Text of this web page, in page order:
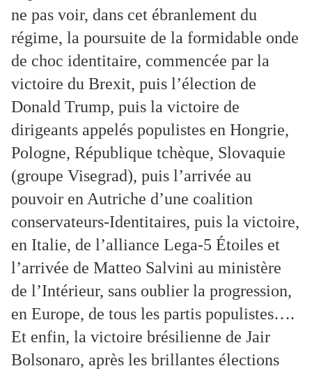
ne pas voir, dans cet ébranlement du
régime, la poursuite de la formidable onde
de choc identitaire, commencée par la
victoire du Brexit, puis l’élection de
Donald Trump, puis la victoire de
dirigeants appelés populistes en Hongrie,
Pologne, République tchèque, Slovaquie
(groupe Visegrad), puis l’arrivée au
pouvoir en Autriche d’une coalition
conservateurs-Identitaires, puis la victoire,
en Italie, de l’alliance Lega-5 Étoiles et
l’arrivée de Matteo Salvini au ministère
de l’Intérieur, sans oublier la progression,
en Europe, de tous les partis populistes….
Et enfin, la victoire brésilienne de Jair
Bolsonaro, après les brillantes élections